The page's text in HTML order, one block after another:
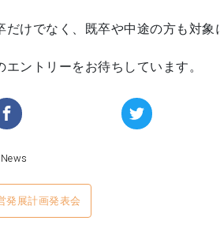
だけでなく、既卒や中途の方も対象
エントリーをお待ちしています。
News
発展計画発表会